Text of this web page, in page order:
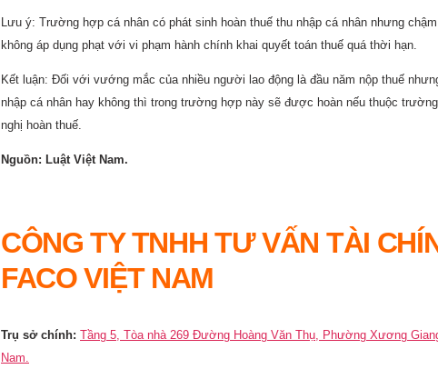
Lưu ý: Trường hợp cá nhân có phát sinh hoàn thuế thu nhập cá nhân nhưng
không áp dụng phạt với vi phạm hành chính khai quyết toán thuế quá thời hạn.
Kết luận: Đối với vướng mắc của nhiều người lao động là đầu năm nộp thuế
nhập cá nhân hay không thì trong trường hợp này sẽ được hoàn nếu thuộc
nghị hoàn thuế.
Nguồn: Luật Việt Nam.
CÔNG TY TNHH TƯ VẤN TÀI
FACO VIỆT NAM
Trụ sở chính: Tầng 5, Tòa nhà 269 Đường Hoàng Văn Thụ, Phường Xương
Nam.